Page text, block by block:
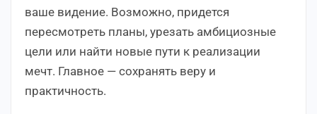
ваше видение. Возможно, придется
пересмотреть планы, урезать амбициозные
цели или найти новые пути к реализации
мечт. Главное — сохранять веру и
практичность.